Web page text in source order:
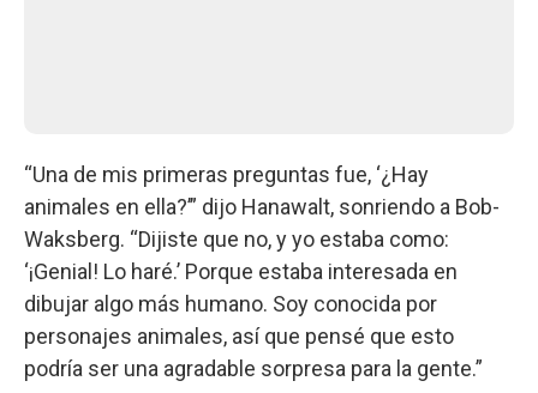
“Una de mis primeras preguntas fue, ‘¿Hay
animales en ella?’” dijo Hanawalt, sonriendo a Bob-
Waksberg. “Dijiste que no, y yo estaba como:
‘¡Genial! Lo haré.’ Porque estaba interesada en
dibujar algo más humano. Soy conocida por
personajes animales, así que pensé que esto
podría ser una agradable sorpresa para la gente.”